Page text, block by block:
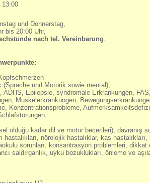
13:00
und Donnerstag,
bis 20:00 Uhr,
nach tel. Vereinbarung.
und Motorik sowie mental),
ADHS, Epilepsie, syndromale Erkrankungen,
Muskelerkrankungen,
Konzentrationsprobleme,
olduğu kadar dil ve motor becerileri), davranış
nörolojik hastalıklar, kas hastalıkları,
sorunları, konsantrasyon problemleri, dikkat
saldırganlık, uyku bozuklukları, önleme ve